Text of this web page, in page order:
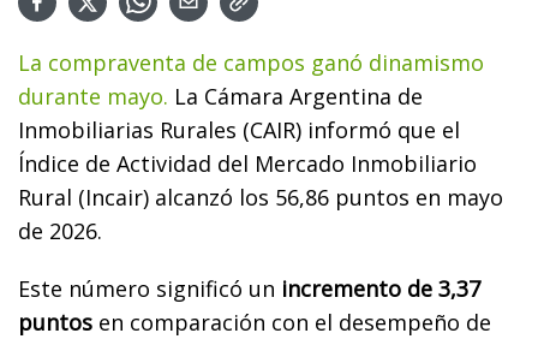
La compraventa de campos ganó dinamismo
durante mayo. La Cámara Argentina de
Inmobiliarias Rurales (CAIR) informó que el
Índice de Actividad del Mercado Inmobiliario
Rural (Incair) alcanzó los 56,86 puntos en mayo
de 2026.
Este número significó un incremento de 3,37
puntos en comparación con el desempeño de